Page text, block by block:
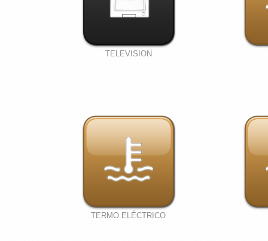
TELEVISION
TERMO ELÉCTRICO